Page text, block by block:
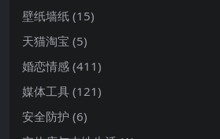
壁纸墙纸 (15)
天猫淘宝 (5)
婚恋情感 (411)
媒体工具 (121)
安全防护 (6)